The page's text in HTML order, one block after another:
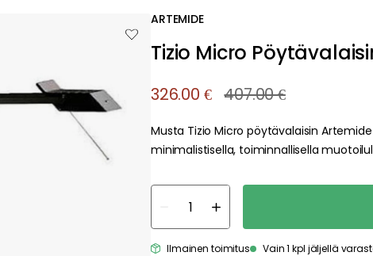
ARTEMIDE
Tizio Micro
326.00 € 407.00 €
Musta Tizio Micro pöytävalaisin
minimalistisella, toiminnallisella
Ilmainen toimitus Vain 1 kpl jäljellä
your experience of the website.
Our privacy policy Google's privacy policy